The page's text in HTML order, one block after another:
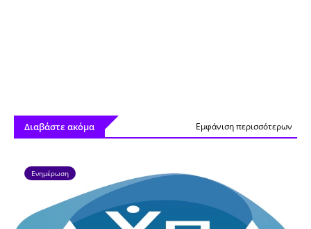
Διαβάστε ακόμα Εμφάνιση περισσότερων
Ενημέρωση